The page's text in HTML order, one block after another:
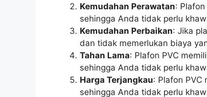
Kemudahan Perawatan:
sehingga Anda tidak perlu
Kemudahan Perbaikan: Jika
dan tidak memerlukan biaya
Tahan Lama: Plafon PVC
sehingga Anda tidak perlu
Harga Terjangkau: Plafon PVC
sehingga Anda tidak perlu